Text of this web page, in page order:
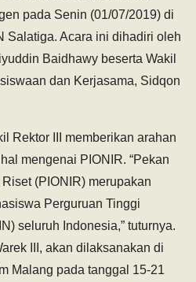
pada Senin (01/07/2019) di
Salatiga. Acara ini dihadiri oleh
Baidhawy beserta Wakil
dan Kerjasama, Sidqon
Rektor III memberikan arahan
mengenai PIONIR. “Pekan
(PIONIR) merupakan
Perguruan Tinggi
seluruh Indonesia,” tuturnya.
III, akan dilaksanakan di
Malang pada tanggal 15-21